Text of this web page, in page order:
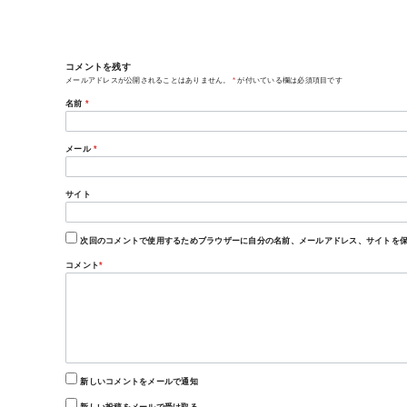
コメントを残す
メールアドレスが公開されることはありません。 * が付いている欄は必須項目です
名前 *
メール *
サイト
次回のコメントで使用するためブラウザーに自分の名前、メールアドレス、サイトを保
コメント*
新しいコメントをメールで通知